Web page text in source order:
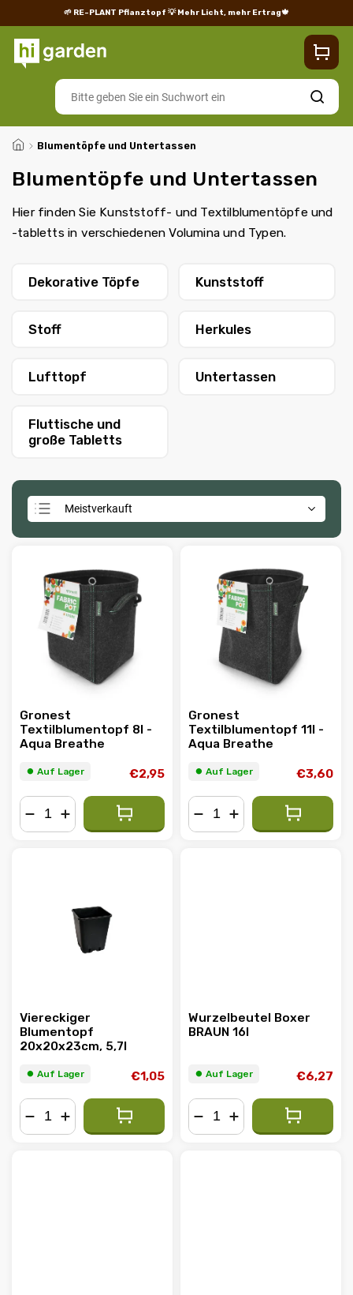
🌱 RE-PLANT Pflanztopf 💡 Mehr Licht, mehr Ertrag🍁
Suchen
/ Blumentöpfe und Untertassen
Blumentöpfe und Untertassen
Hier finden Sie Kunststoff- und Textilblumentöpfe und
-tabletts in verschiedenen Volumina und Typen.
Dekorative Töpfe Kunststoff
Stoff Herkules
Lufttopf Untertassen
Fluttische und
große Tabletts
Teuerste
Meistverkauft
Alphabetisch
Gronest
Textilblumentopf 8l -
Aqua Breathe
⏺︎ Auf Lager €2,95
Gronest
Textilblumentopf 11l -
Aqua Breathe
⏺︎ Auf Lager €3,60
Viereckiger
Blumentopf
20x20x23cm, 5,7l
⏺︎ Auf Lager €1,05
Wurzelbeutel Boxer
BRAUN 16l
⏺︎ Auf Lager €6,27